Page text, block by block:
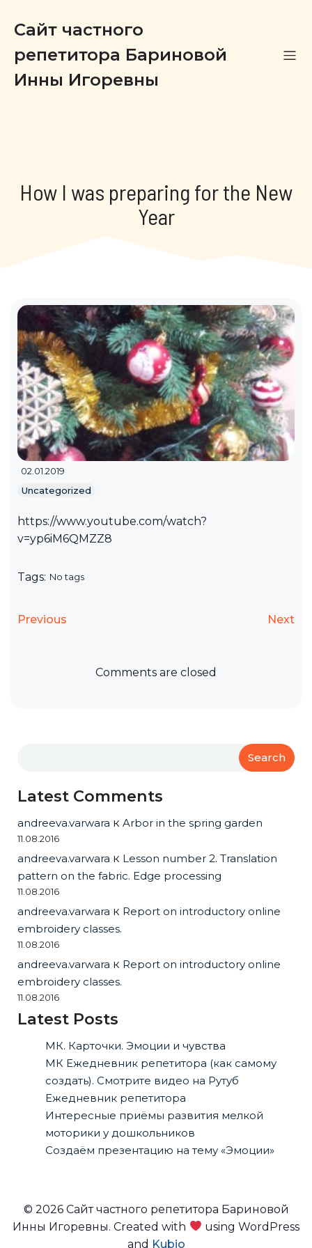
Сайт частного
репетитора Бариновой
Инны Игоревны
How I was preparing for the New
Year
02.01.2019
Uncategorized
https://www.youtube.com/watch?
v=yp6iM6QMZZ8
Tags: No tags
Previous Next
Comments are closed
Search
Latest Comments
andreeva.varwara к Arbor in the spring garden
11.08.2016
andreeva.varwara к Lesson number 2. Translation
pattern on the fabric. Edge processing
11.08.2016
andreeva.varwara к Report on introductory online
embroidery classes.
11.08.2016
andreeva.varwara к Report on introductory online
embroidery classes.
11.08.2016
Latest Posts
МК. Карточки. Эмоции и чувства
МК Ежедневник репетитора (как самому
создать). Смотрите видео на Рутуб
Ежедневник репетитора
Интересные приёмы развития мелкой
моторики у дошкольников
Создаём презентацию на тему «Эмоции»
© 2026 Сайт частного репетитора Бариновой
Инны Игоревны. Created with
using WordPress
and Kubio